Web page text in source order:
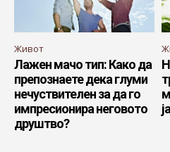
Живот
Лажен мачо тип: Како да
препознаете дека глуми
нечуствителен за да го
импресионира неговото
друштво?